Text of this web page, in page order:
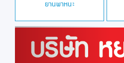
ยานพาหนะ